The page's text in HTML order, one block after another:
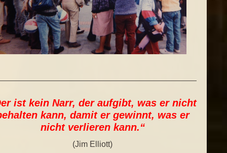
ist kein Narr, der aufgibt, was er nicht
kann, damit er gewinnt, was er
nicht verlieren kann.“
(Jim Elliott)